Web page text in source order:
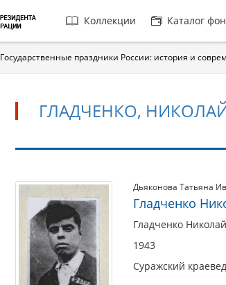
Главная
навигация
Коллекции Каталог
Государственные праздники России: история и
ГЛАДЧЕНКО,
Гладченко,
Николай
Ефимович
(р.
1924)
Дьяконова Татьяна
Гладченко
Гладченко
1943
Суражский